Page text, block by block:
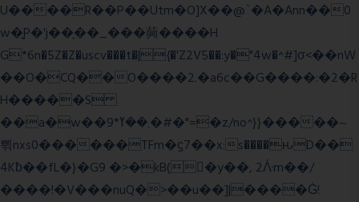
U����R��P��Utm�O]X��@`�A�Ann��0
w�͍P�'j��֛��_���䕟����H
G*6n�5Z�Z�uscv���t�|{�'Z2V5��:y�"4w�^#]σ<��nW
��O�CQ��O����2.�a6c��G����:�2�R
H�����S
��a�w��9*܂��ߌ�#�"=�z/no^}}�����~
쀢nxs0������TFm�ϛ7��x:s����ԋD��
4Kƀ��fL�}�G9 �>�kB(�ِy��, 2ᐿm��/
����!�V���nuQ�>��u��]|����Ġ!